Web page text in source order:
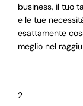
business, il tuo
e le tue
esattamente
meglio nel
2